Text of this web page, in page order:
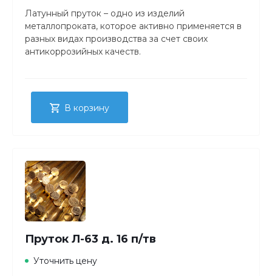
Латунный пруток – одно из изделий
металлопроката, которое активно применяется в
разных видах производства за счет своих
антикоррозийных качеств.
В корзину
Пруток Л-63 д. 16 п/тв
Уточнить цену